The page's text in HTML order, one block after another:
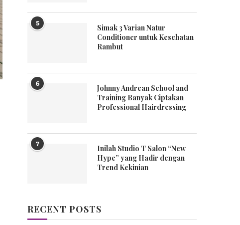
5
Simak 3 Varian Natur
Conditioner untuk Kesehatan
Rambut
6
Johnny Andrean School and
Training Banyak Ciptakan
Professional Hairdressing
7
Inilah Studio T Salon “New
Hype” yang Hadir dengan
Trend Kekinian
RECENT POSTS